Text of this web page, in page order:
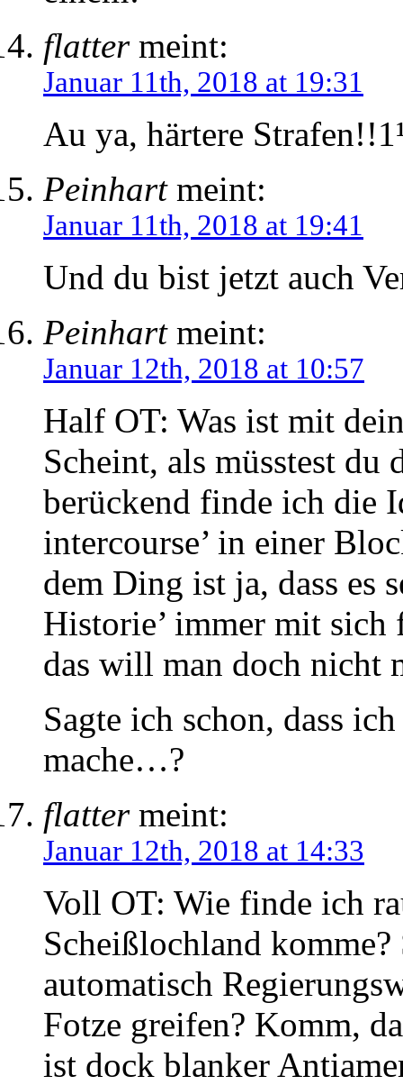
flattermeint:
Januar 11th, 2018 at 19:31
Au ya, härtere
Peinhartmeint:
Januar 11th, 2018 at 19:41
Und du bist jetzt auch
Peinhartmeint:
Januar 12th, 2018 at 10:57
Half OT: Was ist mit
Scheint, als müsstest du
berückend finde ich die
intercourse’ in einer
dem Ding ist ja, dass es
Historie’ immer mit
das will man doch nicht
Sagte ich schon, dass
mache…?
flattermeint:
Januar 12th, 2018 at 14:33
Voll OT: Wie finde ich
Scheißlochland komme?
automatisch
Fotze greifen? Komm,
ist dock blanker